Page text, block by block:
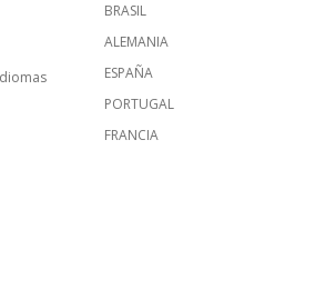
BRASIL
ALEMANIA
ESPAÑA
PORTUGAL
FRANCIA